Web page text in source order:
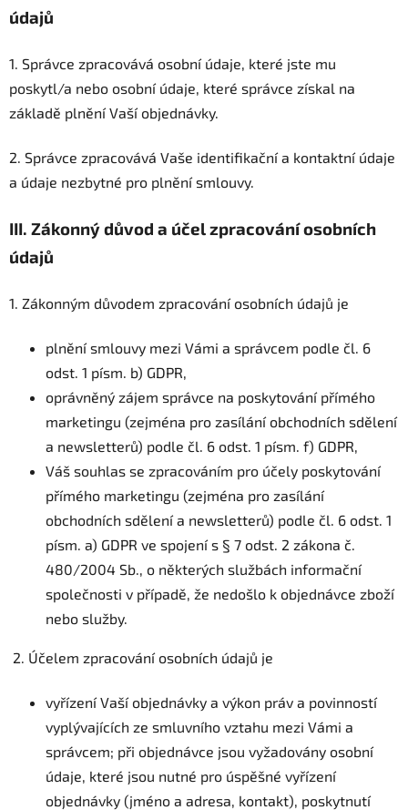
údajů
1. Správce zpracovává osobní údaje, které jste mu
poskytl/a nebo osobní údaje, které správce získal na
základě plnění Vaší objednávky.
2. Správce zpracovává Vaše identifikační a kontaktní údaje
a údaje nezbytné pro plnění smlouvy.
III. Zákonný důvod a účel zpracování osobních
údajů
1. Zákonným důvodem zpracování osobních údajů je
plnění smlouvy mezi Vámi a správcem podle čl. 6
odst. 1 písm. b) GDPR,
oprávněný zájem správce na poskytování přímého
marketingu (zejména pro zasílání obchodních sdělení
a newsletterů) podle čl. 6 odst. 1 písm. f) GDPR,
Váš souhlas se zpracováním pro účely poskytování
přímého marketingu (zejména pro zasílání
obchodních sdělení a newsletterů) podle čl. 6 odst. 1
písm. a) GDPR ve spojení s § 7 odst. 2 zákona č.
480/2004 Sb., o některých službách informační
společnosti v případě, že nedošlo k objednávce zboží
nebo služby.
2. Účelem zpracování osobních údajů je
vyřízení Vaší objednávky a výkon práv a povinností
vyplývajících ze smluvního vztahu mezi Vámi a
správcem; při objednávce jsou vyžadovány osobní
údaje, které jsou nutné pro úspěšné vyřízení
objednávky (jméno a adresa, kontakt), poskytnutí